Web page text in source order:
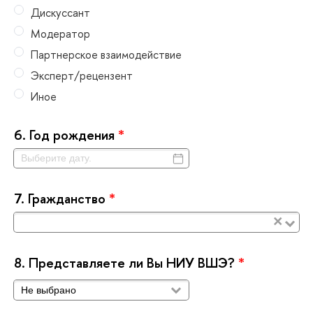
Дискуссант
Модератор
Партнерское взаимодействие
Эксперт/рецензент
Иное
6. Год рождения *
7. Гражданство *
×
8. Представляете ли Вы НИУ ВШЭ? *